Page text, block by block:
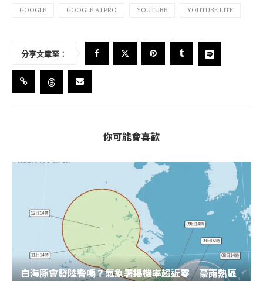
GOOGLE GOOGLE AI PRO YOUTUBE YOUTUBE LITE
分享文章至：
你可能會喜歡
白海豚會發陸警嗎？氣象署揭機率趨近零 豪雨熱區